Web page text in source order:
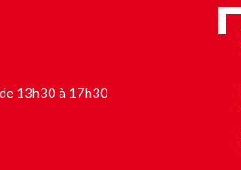
13h30 à 17h30